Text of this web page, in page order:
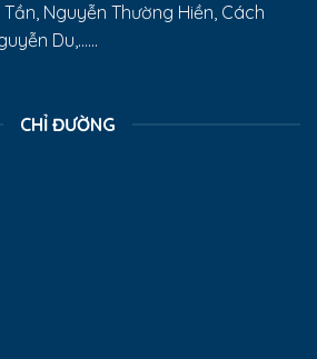
Nguyễn Thường Hiền, Cách
Du,......
CHỈ ĐƯỜNG